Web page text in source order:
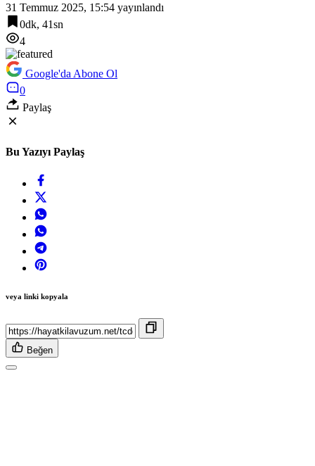
31 Temmuz 2025, 15:54 yayınlandı
0dk, 41sn
4
Google'da Abone Ol
0
Paylaş
Bu Yazıyı Paylaş
veya linki kopyala
Beğen